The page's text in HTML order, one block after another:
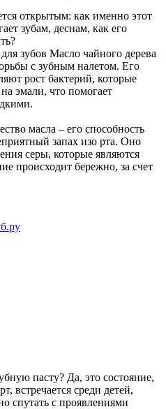
открытым: как именно этот
зубам, деснам, как его
зубов Масло чайного дерева
с зубным налетом. Его
рост бактерий, которые
эмали, что помогает
масла – его способность
запах изо рта. Оно
серы, которые являются
происходит бережно, за счет
пасту? Да, это состояние,
встречается среди детей,
спутать с проявлениями